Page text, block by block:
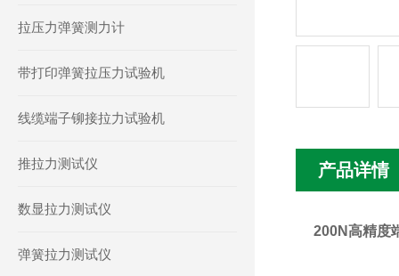
拉压力弹簧测力计
带打印弹簧拉压力试验机
线缆端子铆接拉力试验机
推拉力测试仪
数显拉力测试仪
弹簧拉力测试仪
产品详情
200N高精度